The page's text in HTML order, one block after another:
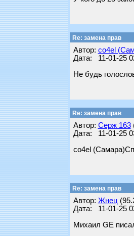
Re: замена прав
Автор: co4el
Дата: 11-01-25
Не будь
Re: замена прав
Автор: Серж 163
Дата: 11-01-25
co4el
Re: замена прав
Автор: Жнец
Дата: 11-01-25
Михаил GE